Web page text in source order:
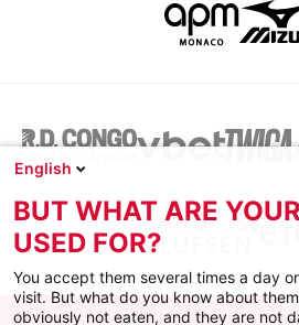
English
BUT WHAT ARE
USED FOR?
You accept them several times a day
visit. But what do you know about
obviously not eaten, and they are not